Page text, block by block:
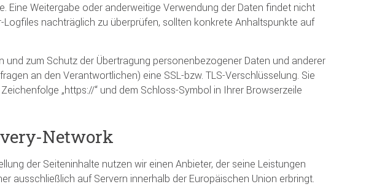
Eine Weitergabe oder anderweitige Verwendung der Daten findet nicht
Logfiles nachträglich zu überprüfen, sollten konkrete Anhaltspunkte auf
zum Schutz der Übertragung personenbezogener Daten und anderer
an den Verantwortlichen) eine SSL-bzw. TLS-Verschlüsselung. Sie
„https://“ und dem Schloss-Symbol in Ihrer Browserzeile
Network
der Seiteninhalte nutzen wir einen Anbieter, der seine Leistungen
ausschließlich auf Servern innerhalb der Europäischen Union erbringt.